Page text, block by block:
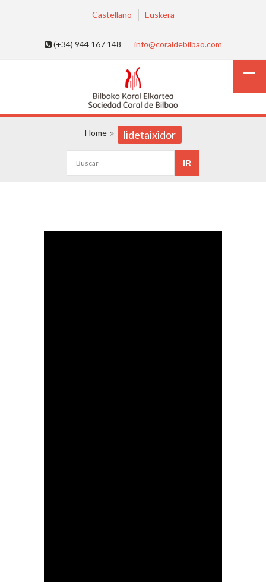
Castellano Euskera
(+34) 944 167 148 info@coraldebilbao.com
Home lidetaixidor